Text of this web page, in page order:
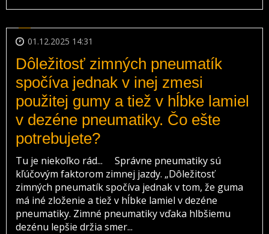
01.12.2025 14:31
Dôležitosť zimných pneumatík
spočíva jednak v inej zmesi
použitej gumy a tiež v hĺbke lamiel
v dezéne pneumatiky. Čo ešte
potrebujete?
Tu je niekoľko rád... Správne pneumatiky sú
kľúčovým faktorom zimnej jazdy. „Dôležitosť
zimných pneumatík spočíva jednak v tom, že guma
má iné zloženie a tiež v hĺbke lamiel v dezéne
pneumatiky. Zimné pneumatiky vďaka hlbšiemu
dezénu lepšie držia smer...